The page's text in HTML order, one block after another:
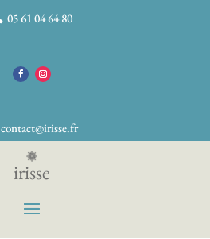
05 61 04 64 80
contact@irisse.fr
irisse